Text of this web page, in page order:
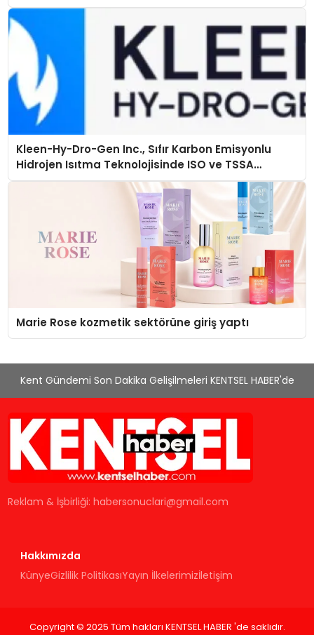
Kleen-Hy-Dro-Gen Inc., Sıfır Karbon Emisyonlu
Hidrojen Isıtma Teknolojisinde ISO ve TSSA
Düzenleyici Onaylarını Aldı
Marie Rose kozmetik sektörüne giriş yaptı
Kent Gündemi Son Dakika Gelişilmeleri KENTSEL HABER'de
Reklam & İşbirliği:habersonuclari@gmail.com
Hakkımızda
KünyeGizlilik PolitikasıYayın İlkelerimizİletişim
Copyright © 2025 Tüm hakları KENTSEL HABER 'de saklıdır.